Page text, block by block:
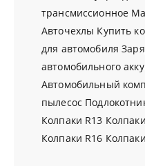
трансмиссионное
Авточехлы Купить
для автомобиля
автомобильного
Автомобильный
пылесос
Колпаки R13
Колпаки R16